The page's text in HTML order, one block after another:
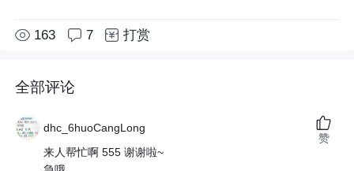
163 7 打赏
全部评论
dhc_6huoCangLong
来人帮忙啊 555 谢谢啦~
赞